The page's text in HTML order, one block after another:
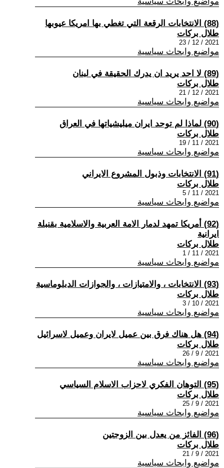
(88) الانتخابات الرقعة التي تغطي بها امريكا عيوبها
طلال بركات
2021 / 12 / 23
مواضيع وابحاث سياسية
(89) لا احد يريد ان يدرك الحقيقة في لبنان
طلال بركات
2021 / 12 / 21
مواضيع وابحاث سياسية
(90) لماذا لم توحد ايران ميليشياتها في العراق
طلال بركات
2021 / 11 / 19
مواضيع وابحاث سياسية
(91) الانتخابات وذبول المشروع الايراني
طلال بركات
2021 / 11 / 5
مواضيع وابحاث سياسية
(92) أمريكا تمهد لدمار الامة العربية والاسلامية بقنبلة
ايرانية
طلال بركات
2021 / 11 / 1
مواضيع وابحاث سياسية
(93) الانتخابات ، والامتيازات ، والجوازات الدبلوماسية
طلال بركات
2021 / 10 / 3
مواضيع وابحاث سياسية
(94) هل هناك فرق بين عميل لايران وعميل لاسرائيل
طلال بركات
2021 / 9 / 26
مواضيع وابحاث سياسية
(95) التوهان الفكري لاحزاب الاسلام السياسي
طلال بركات
2021 / 9 / 25
مواضيع وابحاث سياسية
(96) الفائز من يعدل بين الزوجتين
طلال بركات
2021 / 9 / 21
مواضيع وابحاث سياسية